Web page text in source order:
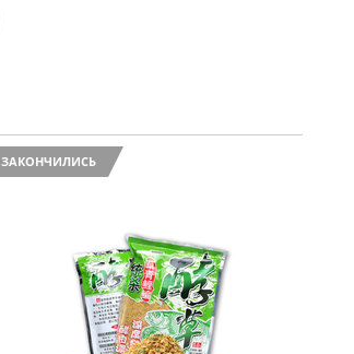
ЗАКОНЧИЛИСЬ